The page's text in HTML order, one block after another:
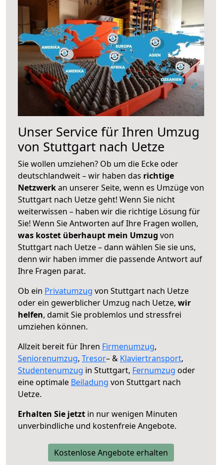
Unser Service für Ihren Umzug
von Stuttgart nach Uetze
Sie wollen umziehen? Ob um die Ecke oder
deutschlandweit – wir haben das richtige
Netzwerkan unserer Seite, wenn es Umzüge von
Stuttgart nach Uetze geht! Wenn Sie nicht
weiterwissen – haben wir die richtige Lösung für
Sie! Wenn Sie Antworten auf Ihre Fragen wollen,
was kostet überhaupt mein Umzug von
Stuttgart nach Uetze – dann wählen Sie sie uns,
denn wir haben immer die passende Antwort auf
Ihre Fragen parat.
Ob ein Privatumzug von Stuttgart nach Uetze
oder ein gewerblicher Umzug nach Uetze, wir
helfen, damit Sie problemlos und stressfrei
umziehen können.
Allzeit bereit für Ihren Firmenumzug,
Seniorenumzug, Tresor– & Klaviertransport,
Studentenumzug in Stuttgart, Fernumzug oder
eine optimale Beiladung von Stuttgart nach
Uetze.
Erhalten Sie jetzt in nur wenigen Minuten
unverbindliche und kostenfreie Angebote.
Kostenlose Angebote erhalten